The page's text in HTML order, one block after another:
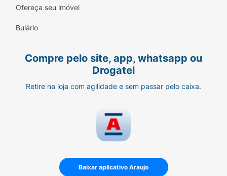
ondulados, cacheados e crespos sedosos e
Ofereça seu imóvel
Bulário
Compre pelo site, app, whatsapp ou
Drogatel
Retire na loja com agilidade e sem passar pelo caixa.
Baixar aplicativo Araujo